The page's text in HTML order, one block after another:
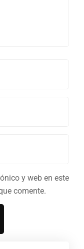
y web en este
comente.